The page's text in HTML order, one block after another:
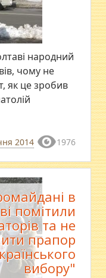
народний
чому не
як це зробив
2014 1976
в
помітили
та не
прапор
вибору"